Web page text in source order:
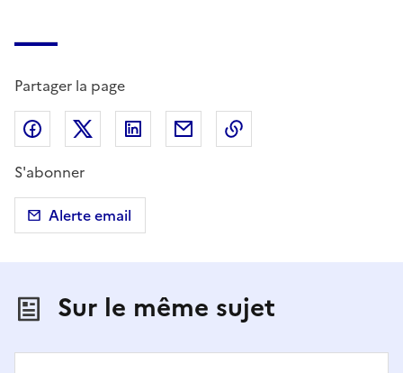
Partager la page
Partager sur Facebook
Partager sur X (anciennement Twitter)
Partager sur LinkedIn
Partager par email
S'abonner
Alerte email
Sur le même sujet